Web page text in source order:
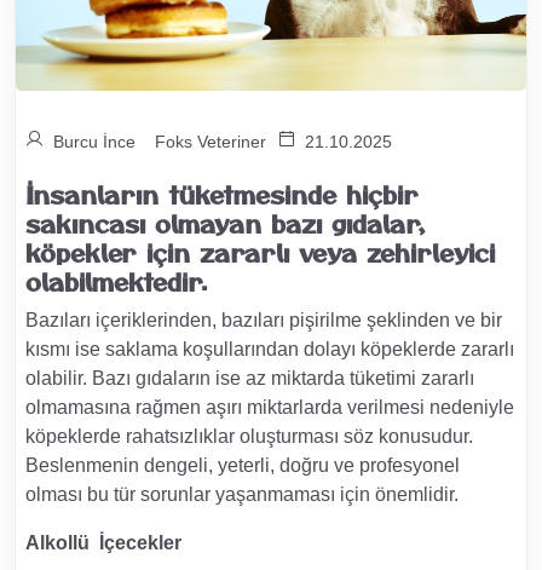
Burcu İnce Foks Veteriner 21.10.2025
İnsanların tüketmesinde hiçbir
sakıncası olmayan bazı gıdalar,
köpekler için zararlı veya zehirleyici
olabilmektedir.
Bazıları içeriklerinden, bazıları pişirilme şeklinden ve bir
kısmı ise saklama koşullarından dolayı köpeklerde zararlı
olabilir. Bazı gıdaların ise az miktarda tüketimi zararlı
olmamasına rağmen aşırı miktarlarda verilmesi nedeniyle
köpeklerde rahatsızlıklar oluşturması söz konusudur.
Beslenmenin dengeli, yeterli, doğru ve profesyonel
olması bu tür sorunlar yaşanmaması için önemlidir.
Alkollü İçecekler